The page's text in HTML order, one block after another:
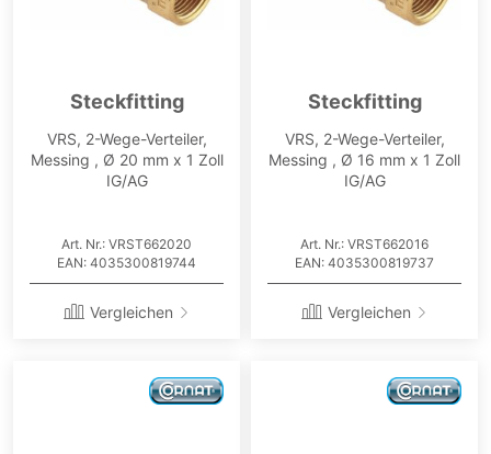
Steckfitting
VRS, 2-Wege-Verteiler,
Messing , Ø 20 mm x 1 Zoll
IG/AG
Art. Nr.: VRST662020
EAN: 4035300819744
Vergleichen
Steckfitting
VRS, 2-Wege-Verteiler,
Messing , Ø 16 mm x 1 Zoll
IG/AG
Art. Nr.: VRST662016
EAN: 4035300819737
Vergleichen